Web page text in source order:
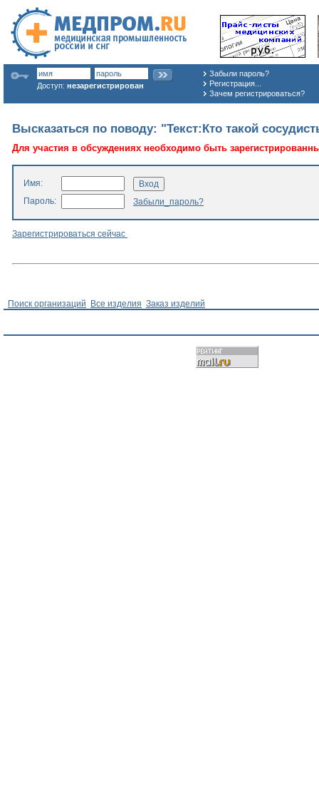
Доступ: незарегистрирован
Забыли пароль?
Регистрация...
Зачем регистрироваться?
Высказаться по поводу: "Текст:Кто такой
Для участия в обсуждениях необходимо быть
Имя:
Пароль:
Забыли_пароль?
Зарегистрироваться сейчас
Поиск организаций Все изделия Заказ изделий